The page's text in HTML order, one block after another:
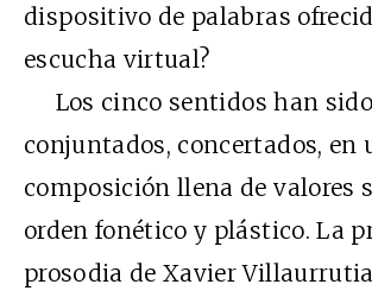
dispositivo de palabras
escucha virtual?
Los cinco sentidos han sido
conjuntados, concertados, en
composición llena de valores
orden fonético y plástico. La
prosodia de Xavier